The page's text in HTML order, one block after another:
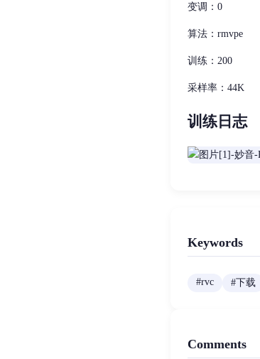
变调：0
算法：rmvpe
训练：200
采样率：44K
训练日志
Keywords
#rvc #下载
Comments